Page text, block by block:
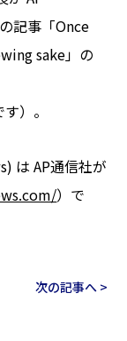
記事「Once
sake」の
）。
は AP通信社が
）で
次の記事へ >